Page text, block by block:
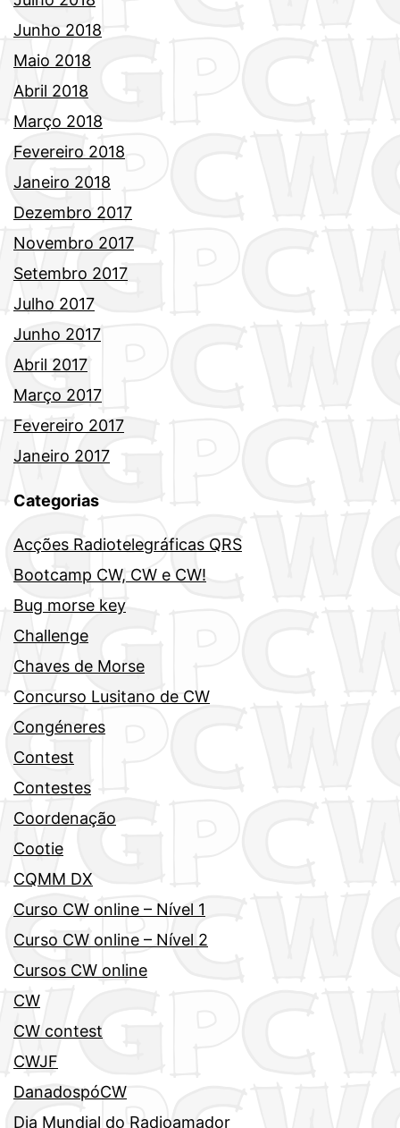
Junho 2018
Maio 2018
Abril 2018
Março 2018
Fevereiro 2018
Janeiro 2018
Dezembro 2017
Novembro 2017
Setembro 2017
Julho 2017
Junho 2017
Abril 2017
Março 2017
Fevereiro 2017
Janeiro 2017
Categorias
Acções Radiotelegráficas QRS
Bootcamp CW, CW e CW!
Bug morse key
Challenge
Chaves de Morse
Concurso Lusitano de CW
Congéneres
Contest
Contestes
Coordenação
Cootie
CQMM DX
Curso CW online – Nível 1
Curso CW online – Nível 2
Cursos CW online
CW
CW contest
CWJF
DanadospóCW
Dia Mundial do Radioamador